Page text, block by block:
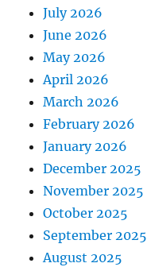
July 2026
June 2026
May 2026
April 2026
March 2026
February 2026
January 2026
December 2025
November 2025
October 2025
September 2025
August 2025